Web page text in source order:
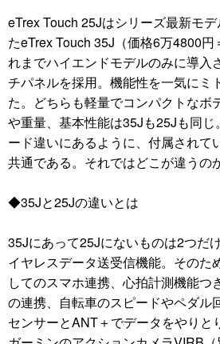
eTrex Touch 25Jはシリーズ最新モ
たeTrex Touch 35J（価格6万4800円
れまでハイエンドモデルのみに導入
チパネルを採用。機能性を一気にミ
た。どちらも軽量でコンパクトなボ
や重量、基本性能は35Jも25Jも同
ード違いにあるように、付属されて
共通である。それではどこが違うの
◆35Jと25Jの違いとは
35Jにあって25Jにないものは2つだ
イヤレスデータ送受信機能。そのた
してのスマホ連携、心拍計測機能つ
の連携、自転車のスピードやペダル
センサーとANT＋でデータをやりと